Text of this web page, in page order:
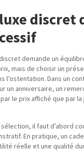
demande un
mais de choisir un
l’ostentation. Dans un
un anniversaire, un
le prix affiché que par
il faut d’abord
En pratique, un
réelle et une qualité